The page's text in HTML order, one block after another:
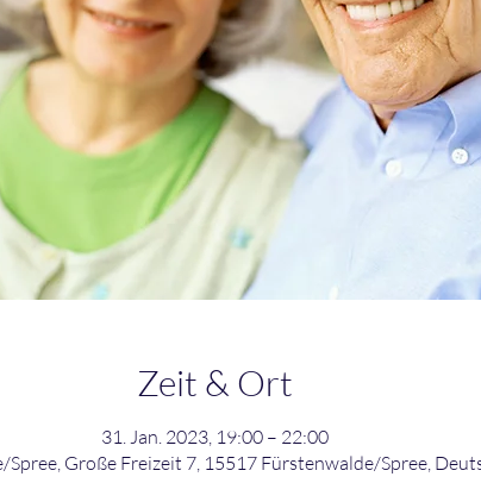
Zeit & Ort
31. Jan. 2023, 19:00 – 22:00
Spree, Große Freizeit 7, 15517 Fürstenwalde/Spree,